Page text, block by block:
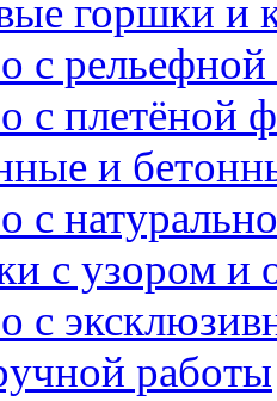
горшки и
с рельефной
с плетёной
и
с
с узором и
с
работы